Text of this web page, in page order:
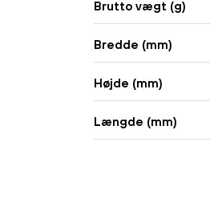
Brutto vægt (g)
Bredde (mm)
Højde (mm)
Længde (mm)